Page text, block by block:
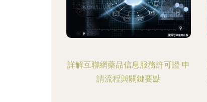
詳解互聯網藥品信息服務許可證 申
請流程與關鍵要點